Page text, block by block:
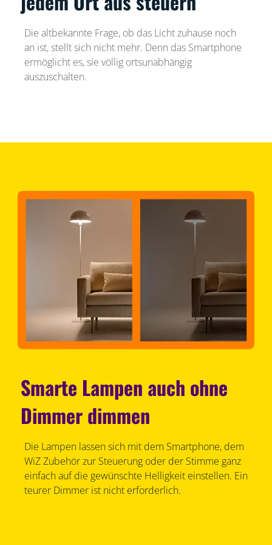
Die altbekannte Frage, ob das Licht zuhause noch
an ist, stellt sich nicht mehr. Denn das Smartphone
ermöglicht es, sie völlig ortsunabhängig
auszuschalten.
Smarte Lampen auch ohne
Dimmer dimmen
Die Lampen lassen sich mit dem Smartphone, dem
WiZ Zubehör zur Steuerung oder der Stimme ganz
einfach auf die gewünschte Helligkeit einstellen. Ein
teurer Dimmer ist nicht erforderlich.